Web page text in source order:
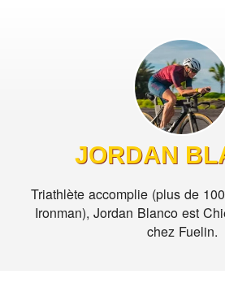
JORDAN
Triathlète accomplie (plus de
Ironman), Jordan Blanco est
chez Fuelin.